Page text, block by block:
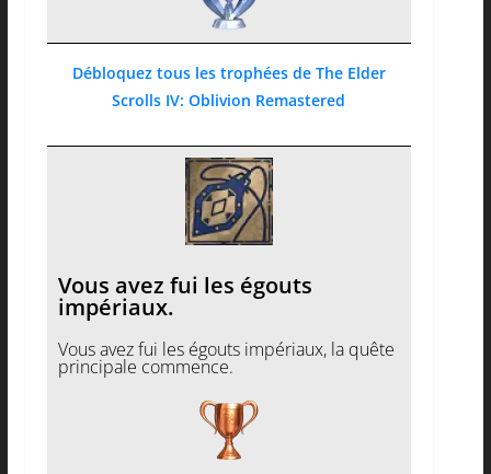
Débloquez tous les trophées de The Elder
Scrolls IV: Oblivion Remastered
Vous avez fui les égouts
impériaux.
Vous avez fui les égouts impériaux, la quête
principale commence.